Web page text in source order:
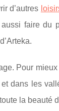
d’autres
faire du
Pour
dans les
la beauté